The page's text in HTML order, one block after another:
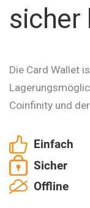
sicher
Die Card Wallet
Coinfinity und
Einfach
Sicher
Offline